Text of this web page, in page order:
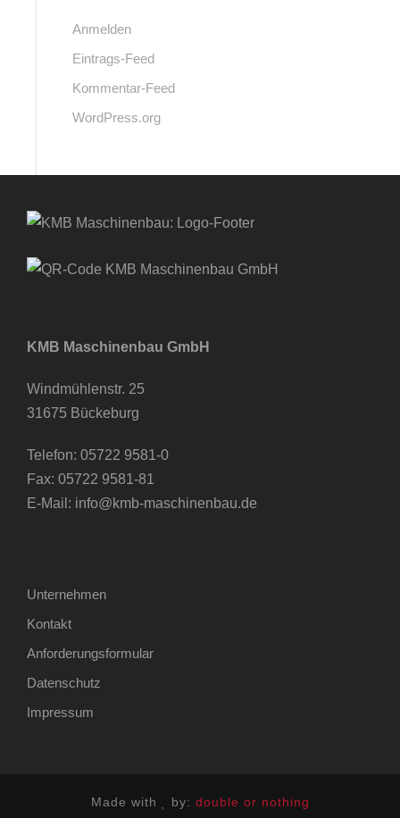
Anmelden
Eintrags-Feed
Kommentar-Feed
WordPress.org
KMB Maschinenbau GmbH
Windmühlenstr. 25
31675 Bückeburg
Telefon: 05722 9581-0
Fax: 05722 9581-81
E-Mail: info@kmb-maschinenbau.de
Unternehmen
Kontakt
Anforderungsformular
Datenschutz
Impressum
Made with by: double or nothing